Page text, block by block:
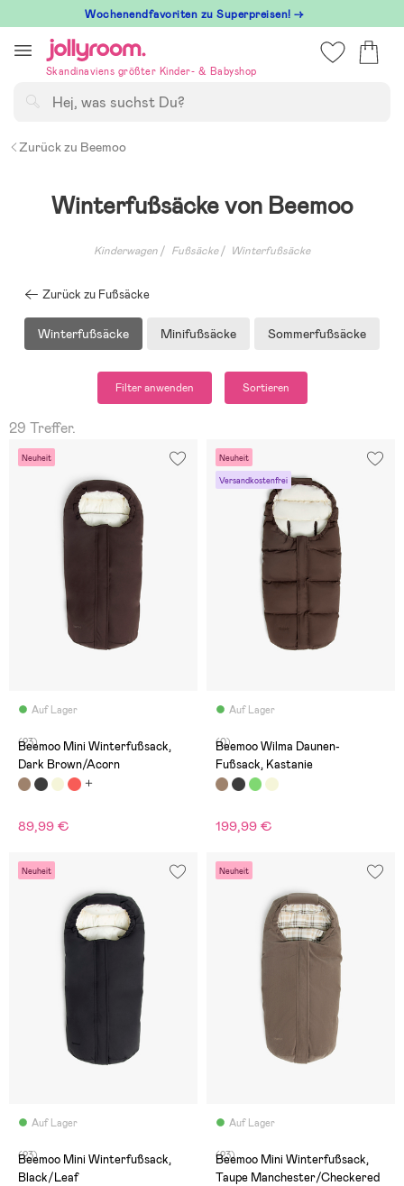
till
innehållet
Wochenendfavoriten zu Superpreisen! →
Skandinaviens größter Kinder- & Babyshop
Zurück zu Beemoo
Winterfußsäcke von Beemoo
Kinderwagen Fußsäcke Winterfußsäcke
Zurück zu Fußsäcke
Winterfußsäcke Minifußsäcke Sommerfußsäcke
Filter anwenden Sortieren
29 Treffer.
Neuheit
Auf Lager
(23)
Beemoo Mini Winterfußsack,
Dark Brown/Acorn
89,99 €
Neuheit
Versandkostenfrei
Auf Lager
(0)
Beemoo Wilma Daunen-
Fußsack, Kastanie
199,99 €
Neuheit
Auf Lager
(23)
Beemoo Mini Winterfußsack,
Black/Leaf
Neuheit
Auf Lager
(23)
Beemoo Mini Winterfußsack,
Taupe Manchester/Checkered